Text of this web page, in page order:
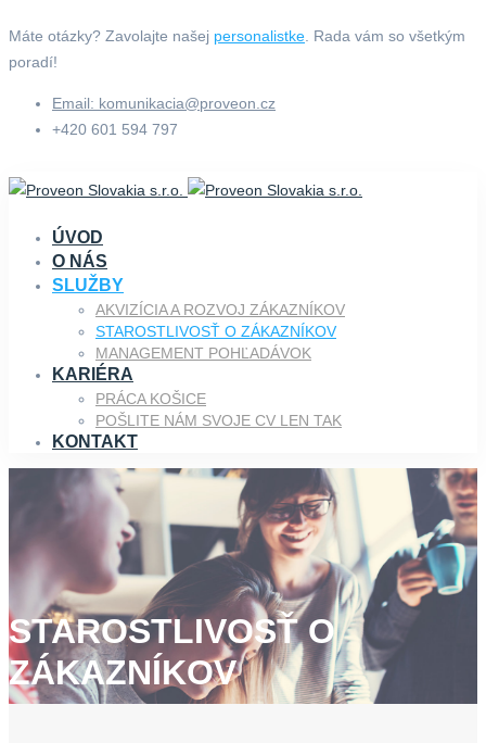
Máte otázky? Zavolajte našej personalistke . Rada vám so všetkým
poradí!
Email: komunikacia@proveon.cz
+420 601 594 797
ÚVOD
O NÁS
SLUŽBY
AKVIZÍCIA A ROZVOJ ZÁKAZNÍKOV
STAROSTLIVOSŤ O ZÁKAZNÍKOV
MANAGEMENT POHĽADÁVOK
KARIÉRA
PRÁCA KOŠICE
POŠLITE NÁM SVOJE CV LEN TAK
KONTAKT
STAROSTLIVOSŤ O
ZÁKAZNÍKOV